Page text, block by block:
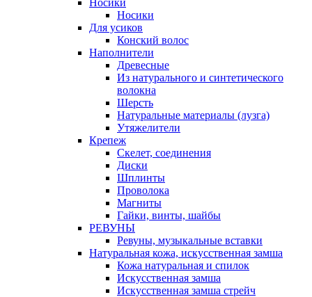
Носики
Для усиков
Конский волос
Наполнители
Древесные
Из натурального и синтетического
волокна
Шерсть
Натуральные материалы (лузга)
Утяжелители
Крепеж
Скелет, соединения
Диски
Шплинты
Проволока
Магниты
Гайки, винты, шайбы
РЕВУНЫ
Ревуны, музыкальные вставки
Натуральная кожа, искусственная замша
Кожа натуральная и спилок
Искусственная замша
Искусственная замша стрейч